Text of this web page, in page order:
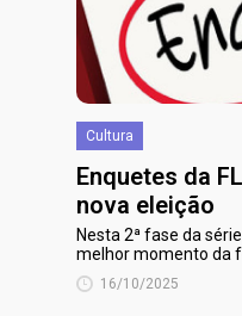
Cultura
Enquetes da
nova eleição
Nesta 2ª fase da
melhor momento da
16/10/2025